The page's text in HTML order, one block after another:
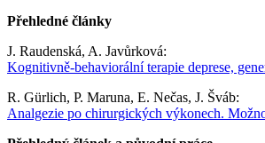
Přehledné články
J. Raudenská, A. Javůrková:
Kognitivně-behaviorální terapie deprese,
R. Gürlich, P. Maruna, E. Nečas, J. Šváb:
Analgezie po chirurgických výkonech.